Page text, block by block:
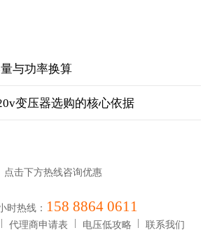
与功率换算
变压器选购的核心依据
点击下方热线咨询优惠
时热线： 158 8864 0611
代理商申请表 电压低攻略 联系我们